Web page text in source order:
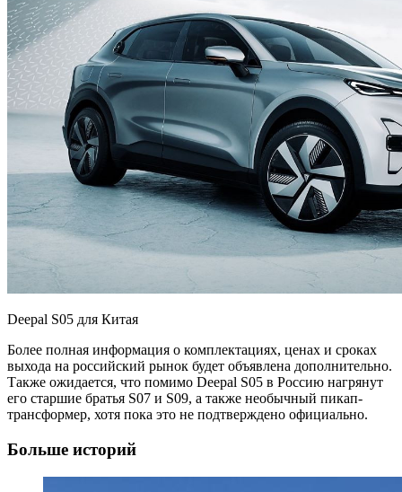
Deepal S05 для Китая
Более полная информация о комплектациях, ценах и сроках
выхода на российский рынок будет объявлена дополнительно.
Также ожидается, что помимо Deepal S05 в Россию нагрянут
его старшие братья S07 и S09, а также необычный пикап-
трансформер, хотя пока это не подтверждено официально.
Больше историй